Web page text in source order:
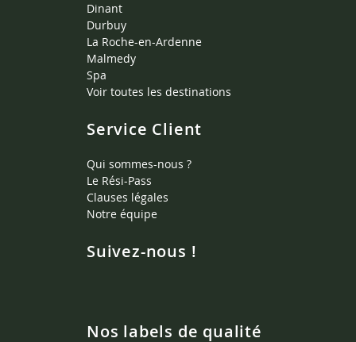
Dinant
Durbuy
La Roche-en-Ardenne
Malmedy
Spa
Voir toutes les destinations
Service Client
Qui sommes-nous ?
Le Rési-Pass
Clauses légales
Notre équipe
Suivez-nous !
Nos labels de qualité